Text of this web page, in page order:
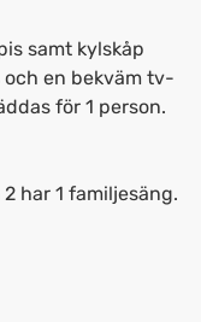
samt kylskåp
en bekväm tv-
för 1 person.
har 1 familjesäng.